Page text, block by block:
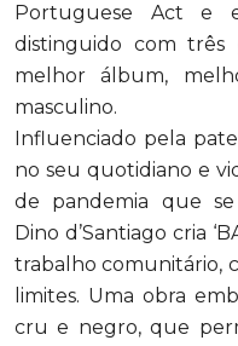
Portuguese Act e
distinguido com três
melhor álbum,
masculino.
Influenciado pela
no seu quotidiano e
de pandemia que
Dino d’Santiago cria
trabalho comunitário,
limites. Uma obra
cru e negro, que